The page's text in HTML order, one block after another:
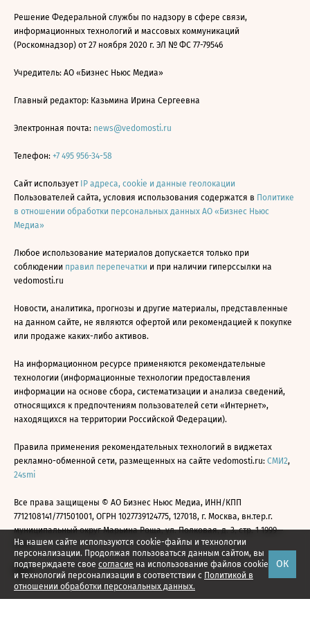
На нашем сайте используются cookie-файлы и технологии
персонализации. Продолжая пользоваться данным сайтом, вы
подтверждаете свое согласие на использование файлов cookie
и технологий персонализации в соответствии с Политикой в
отношении обработки персональных данных.
ОК
Решение Федеральной службы по надзору в сфере связи,
информационных технологий и массовых коммуникаций
(Роскомнадзор) от 27 ноября 2020 г. ЭЛ № ФС 77-79546
Учредитель: АО «Бизнес Ньюс Медиа»
Главный редактор: Казьмина Ирина Сергеевна
Электронная почта: news@vedomosti.ru
Телефон: +7 495 956-34-58
Сайт использует IP адреса, cookie и данные геолокации
Пользователей сайта, условия использования содержатся в Политике
в отношении обработки персональных данных АО «Бизнес Ньюс
Медиа»
Любое использование материалов допускается только при
соблюдении правил перепечатки и при наличии гиперссылки на
vedomosti.ru
Новости, аналитика, прогнозы и другие материалы, представленные
на данном сайте, не являются офертой или рекомендацией к покупке
или продаже каких-либо активов.
На информационном ресурсе применяются рекомендательные
технологии (информационные технологии предоставления
информации на основе сбора, систематизации и анализа сведений,
относящихся к предпочтениям пользователей сети «Интернет»,
находящихся на территории Российской Федерации).
Правила применения рекомендательных технологий в виджетах
рекламно-обменной сети, размещенных на сайте vedomosti.ru: СМИ2,
24smi
Все права защищены © АО Бизнес Ньюс Медиа, ИНН/КПП
7712108141/771501001, ОГРН 1027739124775, 127018, г. Москва, вн.тер.г.
муниципальный округ Марьина Роща, ул. Полковая, д. 3, стр. 1 1999—
2026